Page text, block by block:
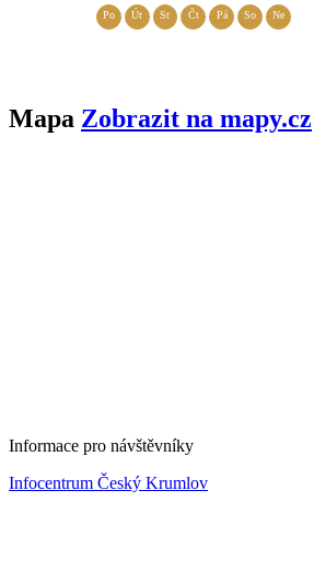
Po Út St Čt Pá So Ne
Mapa Zobrazit na mapy.cz
Informace pro návštěvníky
Infocentrum Český Krumlov